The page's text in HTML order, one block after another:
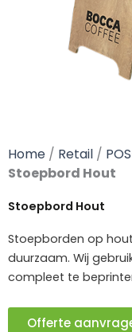
Home / Retail /
Stoepbord Hout
Stoepbord Hout
Stoepborden op
duurzaam. Wij
compleet te
Offerte